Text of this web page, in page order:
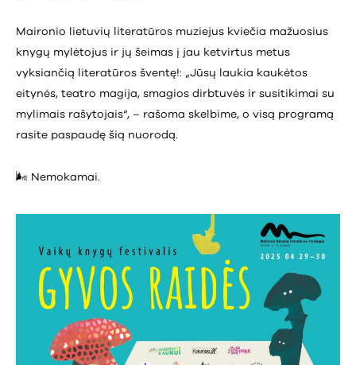
Maironio lietuvių literatūros muziejus kviečia mažuosius
knygų mylėtojus ir jų šeimas į jau ketvirtus metus
vyksiančią literatūros šventę!: „Jūsų laukia kaukėtos
eitynės, teatro magija, smagios dirbtuvės ir susitikimai su
mylimais rašytojais“, – rašoma skelbime, o visą programą
rasite paspaudę šią nuorodą.
🌬️ Nemokamai.